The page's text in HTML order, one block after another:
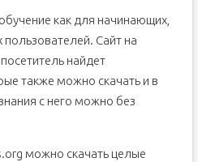
как для начинающих,
Сайт на
найдет
также можно скачать и в
с него можно без
можно скачать целые